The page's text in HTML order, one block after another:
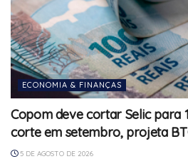
ECONOMIA & FINANÇAS
Copom deve cortar Selic para
corte em setembro, projeta
5 DE AGOSTO DE 2026